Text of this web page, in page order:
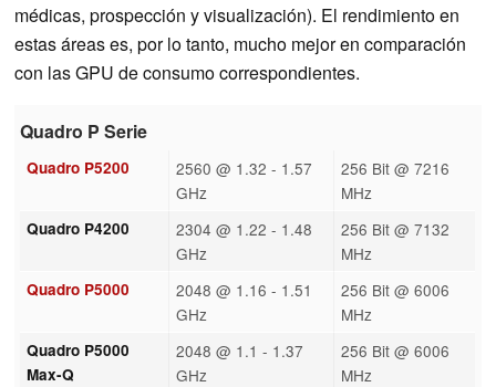
médicas, prospección y visualización). El rendimiento en
estas áreas es, por lo tanto, mucho mejor en comparación
con las GPU de consumo correspondientes.
Quadro P Serie
Quadro P5200
2560 @ 1.32 - 1.57
GHz
256 Bit @ 7216
MHz
Quadro P4200
2304 @ 1.22 - 1.48
GHz
256 Bit @ 7132
MHz
Quadro P5000
2048 @ 1.16 - 1.51
GHz
256 Bit @ 6006
MHz
Quadro P5000
Max-Q
2048 @ 1.1 - 1.37
GHz
256 Bit @ 6006
MHz